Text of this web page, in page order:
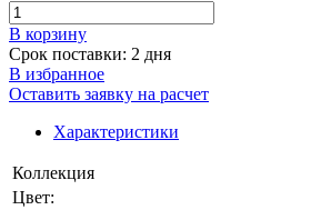
В корзинy
Срок поставки: 2 дня
В избранное
Оставить заявку на расчет
Характеристики
Коллекция
Цвет: